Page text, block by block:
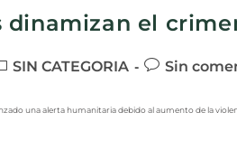
dinamizan el
SIN CATEGORIA Sin
una alerta humanitaria debido al aumento de la